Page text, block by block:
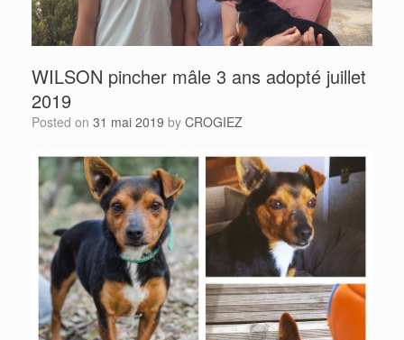
WILSON pincher mâle 3 ans adopté juillet
2019
Posted on 31 mai 2019 by CROGIEZ